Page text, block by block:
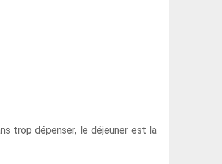
trop dépenser, le déjeuner est la